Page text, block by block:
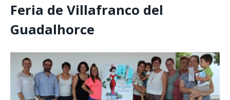
Feria de Villafranco del
Guadalhorce